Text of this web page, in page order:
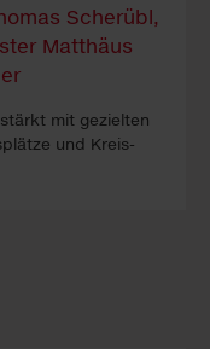
mit ge­zielten
und Kreis­